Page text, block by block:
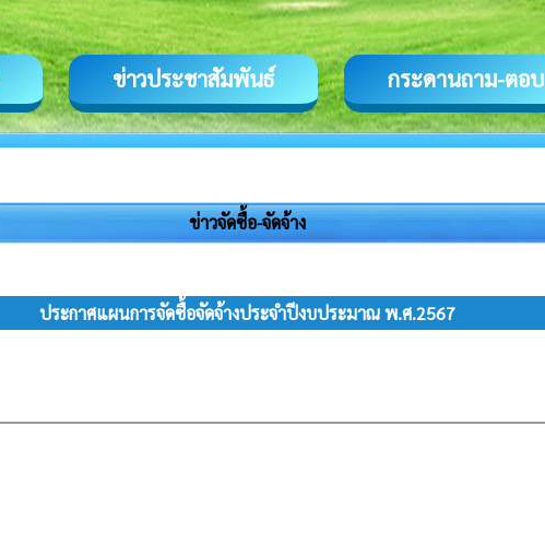
ข่าวประชาสัมพันธ์ กระดานถาม-ตอบ
ข่าวจัดซื้อ-จัดจ้าง
ประกาศแผนการจัดซื้อจัดจ้างประจำปีงบประมาณ พ.ศ.2567